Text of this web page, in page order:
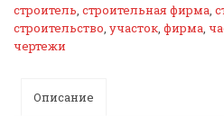
строитель, строительная фирма,
строительство, участок, фирма,
чертежи
Описание